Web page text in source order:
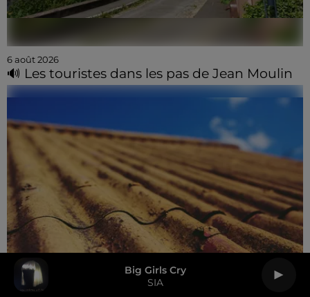
Big Girls Cry
SIA
6 août 2026
🔊 Les touristes dans les pas de Jean Moulin